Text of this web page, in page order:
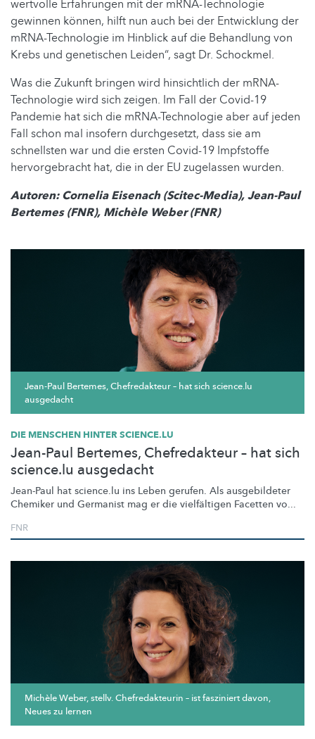
wertvolle Erfahrungen mit der mRNA-Technologie
gewinnen können, hilft nun auch bei der Entwicklung der
mRNA-Technologie im Hinblick auf die Behandlung von
Krebs und genetischen Leiden“, sagt Dr. Schockmel.
Was die Zukunft bringen wird hinsichtlich der mRNA-
Technologie wird sich zeigen. Im Fall der Covid-19
Pandemie hat sich die mRNA-Technologie aber auf jeden
Fall schon mal insofern durchgesetzt, dass sie am
schnellsten war und die ersten Covid-19 Impfstoffe
hervorgebracht hat, die in der EU zugelassen wurden.
Autoren: Cornelia Eisenach (Scitec-Media), Jean-Paul
Bertemes (FNR), Michèle Weber (FNR)
Jean-Paul Bertemes, Chefredakteur – hat sich science.lu
ausgedacht
DIE MENSCHEN HINTER SCIENCE.LU
Jean-Paul Bertemes, Chefredakteur – hat sich
science.lu ausgedacht
Jean-Paul hat science.lu ins Leben gerufen. Als ausgebildeter
Chemiker und Germanist mag er die vielfältigen Facetten vo...
FNR
Michèle Weber, stellv. Chefredakteurin – ist fasziniert davon,
Neues zu lernen